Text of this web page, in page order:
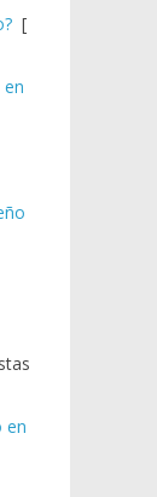
[
en
en